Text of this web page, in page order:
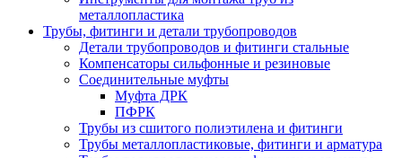
металлопластика
Трубы, фитинги и детали трубопроводов
Детали трубопроводов и фитинги стальные
Компенсаторы сильфонные и резиновые
Соединительные муфты
Муфта ДРК
ПФРК
Трубы из сшитого полиэтилена и фитинги
Трубы металлопластиковые, фитинги и арматура